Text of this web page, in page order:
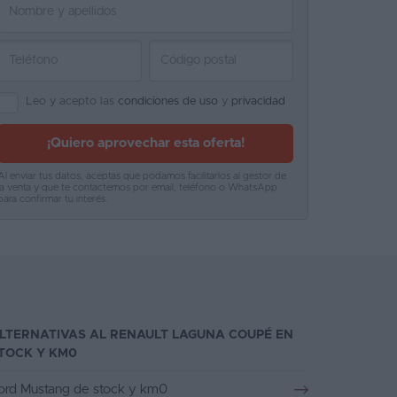
Leo y acepto las condiciones de uso y privacidad
¡Quiero aprovechar esta oferta!
enviar tus datos, aceptas que podamos facilitarlos al gestor de
venta y que te contactemos por email, teléfono o WhatsApp
confirmar tu interés.
AL RENAULT LAGUNA COUPÉ EN
Y KM0
Mustang de stock y km0